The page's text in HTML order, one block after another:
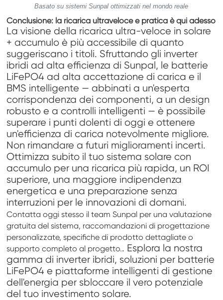
Basato su sistemi Sunpal ottimizzati nel mondo reale
Conclusione: la ricarica ultraveloce e pratica è qui adesso
La visione della ricarica ultra-veloce in solare
+ accumulo è più accessibile di quanto
suggeriscano i titoli. Sfruttando gli inverter
ibridi ad alta efficienza di Sunpal, le batterie
LiFePO4 ad alta accettazione di carica e il
BMS intelligente — abbinati a un'esperta
corrispondenza dei componenti, a un design
robusto e a controlli intelligenti — è possibile
superare i punti dolenti di oggi e ottenere
un'efficienza di carica notevolmente migliore.
Non rimandare a futuri miglioramenti incerti.
Ottimizza subito il tuo sistema solare con
accumulo per una ricarica più rapida, un ROI
superiore, una maggiore indipendenza
energetica e una preparazione senza
interruzioni per le innovazioni di domani.
Contatta oggi stesso il team Sunpal per una valutazione
gratuita del sistema, raccomandazioni di progettazione
personalizzate, specifiche di prodotto dettagliate o
supporto completo al progetto.. Esplora la nostra
gamma di inverter ibridi, soluzioni per batterie
LiFePO4 e piattaforme intelligenti di gestione
dell'energia per sbloccare il vero potenziale
del tuo investimento solare.